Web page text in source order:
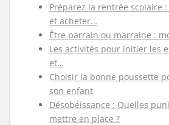
Préparez la rentrée scolaire
et acheter…
Être parrain ou marraine :
Les activités pour initier les
et…
Choisir la bonne poussette
son enfant
Désobéissance : Quelles
mettre en place ?